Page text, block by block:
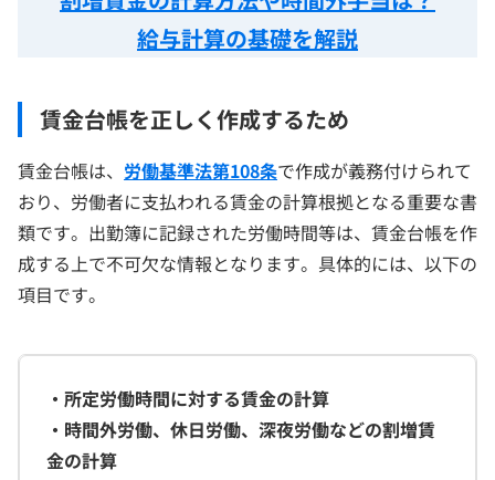
給与計算の基礎を解説
賃金台帳を正しく作成するため
賃金台帳は、 労働基準法第108条で作成が義務付けられて
おり、労働者に支払われる賃金の計算根拠となる重要な書
類です。出勤簿に記録された労働時間等は、賃金台帳を作
成する上で不可欠な情報となります。具体的には、以下の
項目です。
・所定労働時間に対する賃金の計算
・時間外労働、休日労働、深夜労働などの割増賃
金の計算